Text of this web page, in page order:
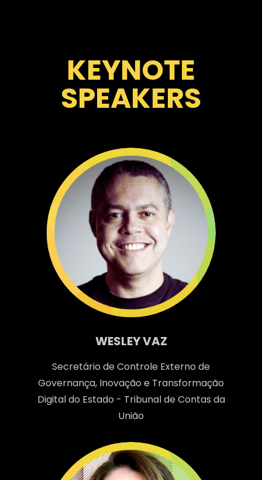
KEYNOTE
SPEAKERS
WESLEY VAZ
Secretário de Controle Externo de
Governança, Inovação e Transformação
Digital do Estado - Tribunal de Contas da
União